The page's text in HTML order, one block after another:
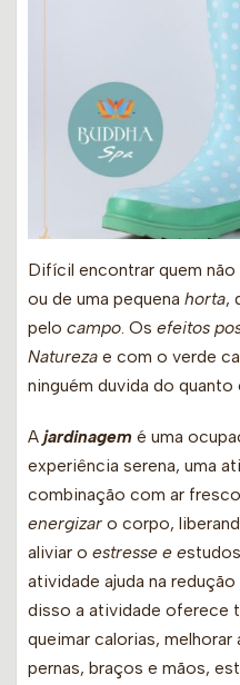
Difícil encontrar quem
ou de uma pequena horta,
pelo campo. Os efeitos
Natureza e com o verde
ninguém duvida do quanto
A jardinagem é uma
experiência serena, uma
combinação com ar
energizar o corpo,
aliviar o estresse e e
atividade ajuda na redução
disso a atividade oferece
queimar calorias, melhorar
pernas, braços e mãos,